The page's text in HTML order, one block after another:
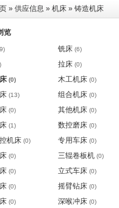
» 供应信息 » 机床 » 铸造机床
览
铣床 (6)
拉床 (0)
(0) 木工机床 (0)
(13) 组合机床 (0)
(0) 其他机床 (0)
(1) 数控磨床 (0)
机床 (0) 专用车床 (0)
(0) 三辊卷板机 (0)
(0) 立式车床 (0)
(0) 摇臂钻床 (0)
(0) 深喉冲床 (0)